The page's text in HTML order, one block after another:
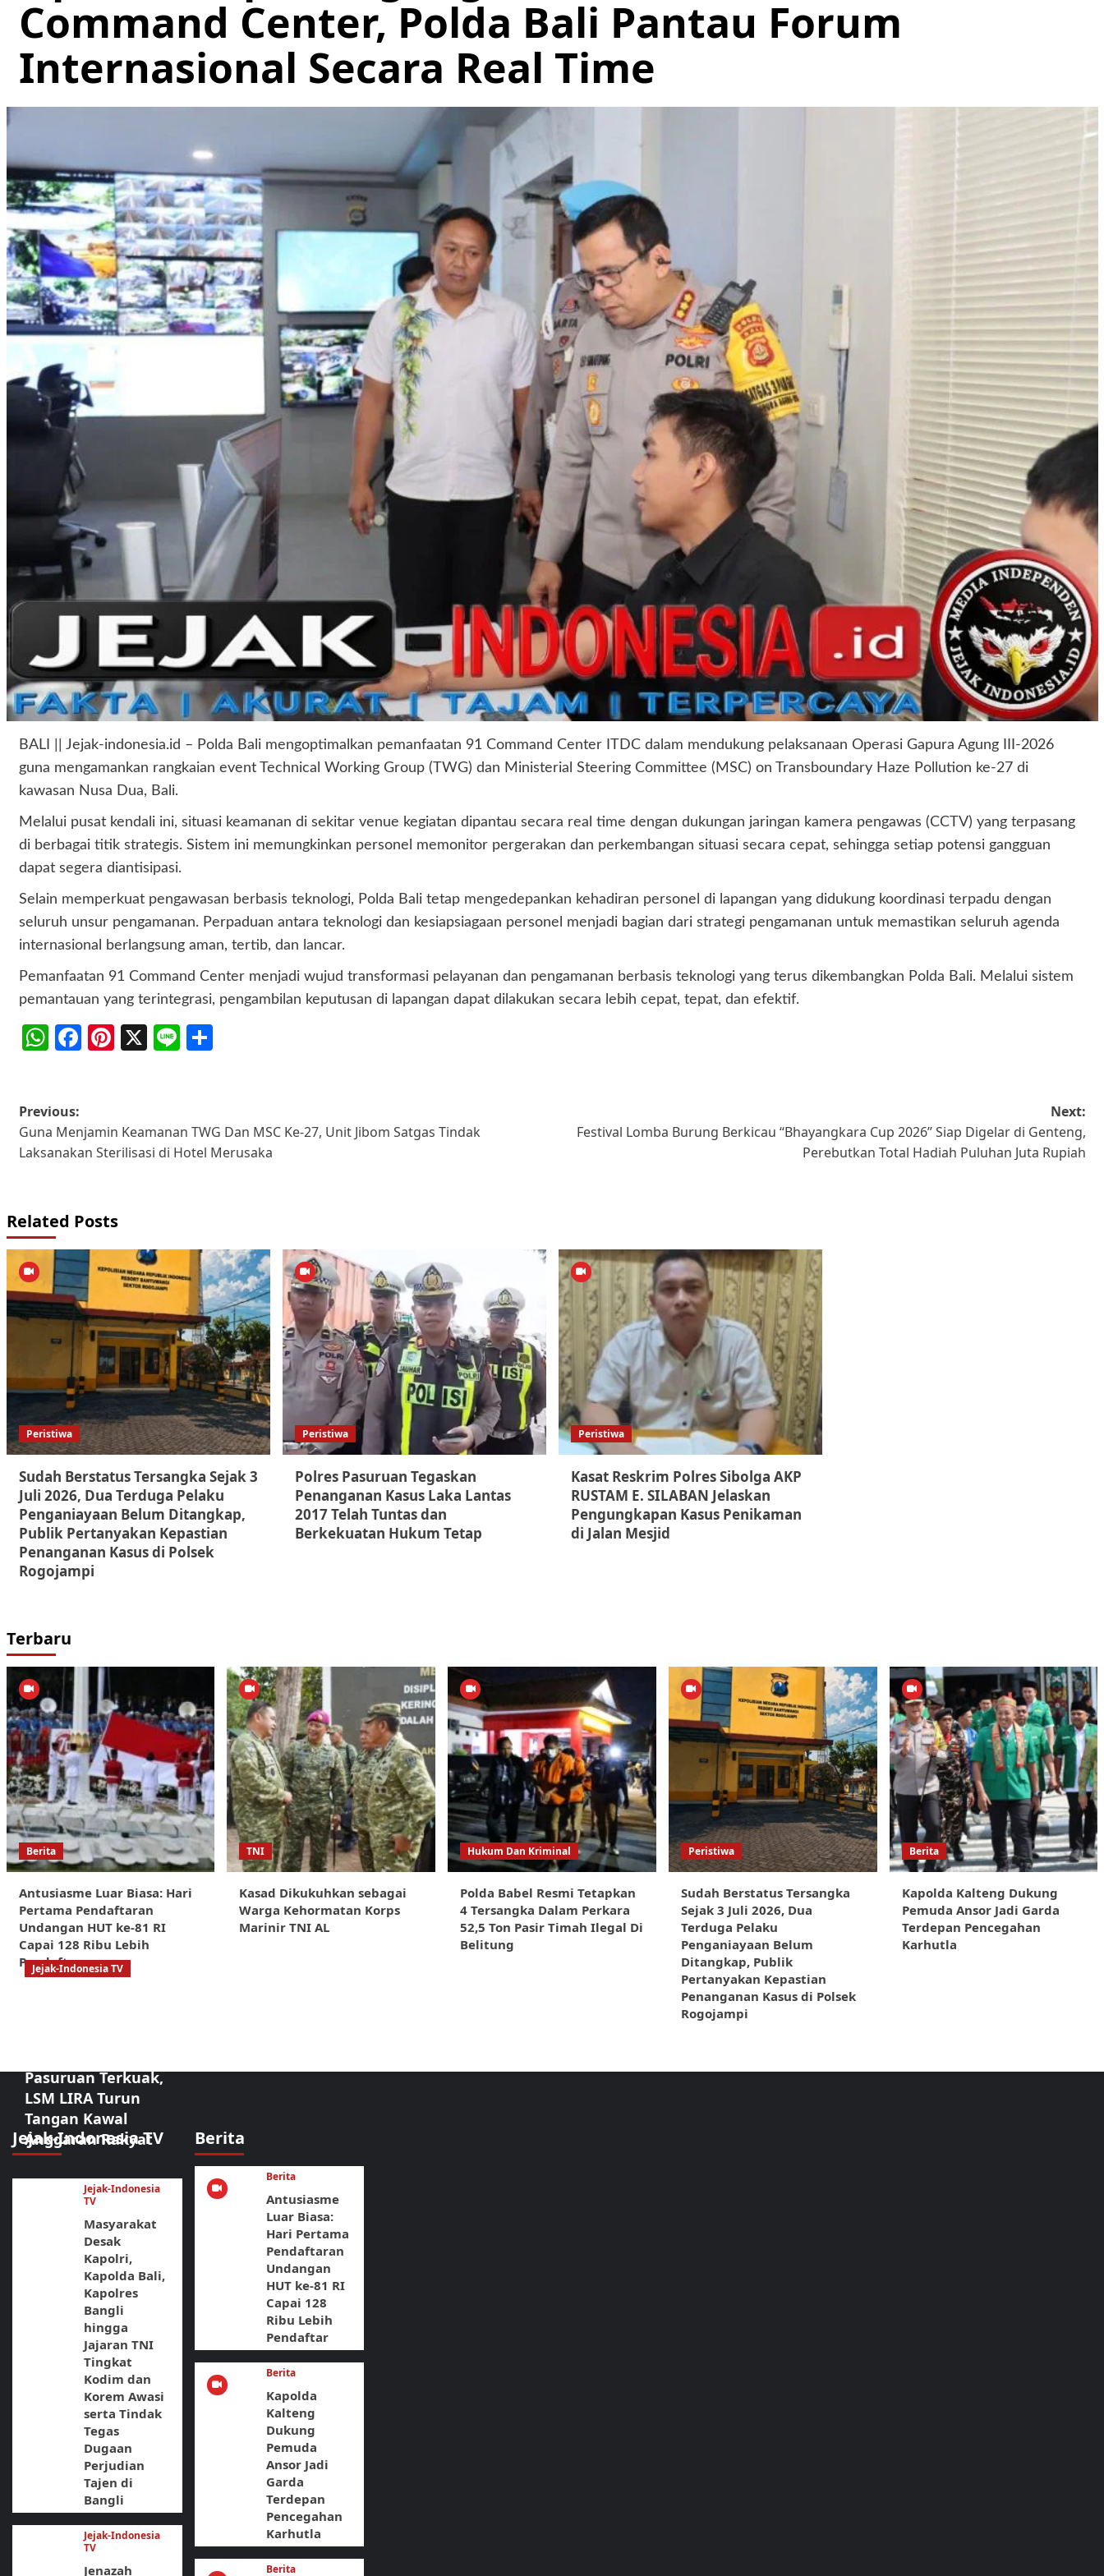
Command Center, Polda Bali Pantau Forum
Internasional Secara Real Time
BALI || Jejak-indonesia.id – Polda Bali mengoptimalkan pemanfaatan 91 Command Center ITDC dalam mendukung pelaksanaan Operasi Gapura Agung III-2026
guna mengamankan rangkaian event Technical Working Group (TWG) dan Ministerial Steering Committee (MSC) on Transboundary Haze Pollution ke-27 di
kawasan Nusa Dua, Bali.
Melalui pusat kendali ini, situasi keamanan di sekitar venue kegiatan dipantau secara real time dengan dukungan jaringan kamera pengawas (CCTV) yang terpasang
di berbagai titik strategis. Sistem ini memungkinkan personel memonitor pergerakan dan perkembangan situasi secara cepat, sehingga setiap potensi gangguan
dapat segera diantisipasi.
Selain memperkuat pengawasan berbasis teknologi, Polda Bali tetap mengedepankan kehadiran personel di lapangan yang didukung koordinasi terpadu dengan
seluruh unsur pengamanan. Perpaduan antara teknologi dan kesiapsiagaan personel menjadi bagian dari strategi pengamanan untuk memastikan seluruh agenda
internasional berlangsung aman, tertib, dan lancar.
Pemanfaatan 91 Command Center menjadi wujud transformasi pelayanan dan pengamanan berbasis teknologi yang terus dikembangkan Polda Bali. Melalui sistem
pemantauan yang terintegrasi, pengambilan keputusan di lapangan dapat dilakukan secara lebih cepat, tepat, dan efektif.
WhatsApp
Facebook
Pinterest
X Line
Post
navigation
Previous:
Guna Menjamin Keamanan TWG Dan MSC Ke-27, Unit Jibom Satgas Tindak
Laksanakan Sterilisasi di Hotel Merusaka
Next:
Festival Lomba Burung Berkicau “Bhayangkara Cup 2026” Siap Digelar di Genteng,
Perebutkan Total Hadiah Puluhan Juta Rupiah
Related Posts
Peristiwa
Sudah Berstatus Tersangka Sejak 3
Juli 2026, Dua Terduga Pelaku
Penganiayaan Belum Ditangkap,
Publik Pertanyakan Kepastian
Penanganan Kasus di Polsek
Rogojampi
Peristiwa
Polres Pasuruan Tegaskan
Penanganan Kasus Laka Lantas
2017 Telah Tuntas dan
Berkekuatan Hukum Tetap
Peristiwa
Kasat Reskrim Polres Sibolga AKP
RUSTAM E. SILABAN Jelaskan
Pengungkapan Kasus Penikaman
di Jalan Mesjid
Terbaru
Berita
Antusiasme Luar Biasa: Hari
Pertama Pendaftaran
Undangan HUT ke-81 RI
Capai 128 Ribu Lebih
Pendaftar
TNI
Kasad Dikukuhkan sebagai
Warga Kehormatan Korps
Marinir TNI AL
Hukum Dan Kriminal
Polda Babel Resmi Tetapkan
4 Tersangka Dalam Perkara
52,5 Ton Pasir Timah Ilegal Di
Belitung
Peristiwa
Sudah Berstatus Tersangka
Sejak 3 Juli 2026, Dua
Terduga Pelaku
Penganiayaan Belum
Ditangkap, Publik
Pertanyakan Kepastian
Penanganan Kasus di Polsek
Rogojampi
Berita
Kapolda Kalteng Dukung
Pemuda Ansor Jadi Garda
Terdepan Pencegahan
Karhutla
Jejak-Indonesia TV
Jejak-Indonesia TV
Pasuruan Terkuak,
LSM LIRA Turun
Tangan Kawal
Anggaran Rakyat
Jejak-Indonesia
TV
Masyarakat
Desak
Kapolri,
Kapolda Bali,
Kapolres
Bangli
hingga
Jajaran TNI
Tingkat
Kodim dan
Korem Awasi
serta Tindak
Tegas
Dugaan
Perjudian
Tajen di
Bangli
Jejak-Indonesia
TV
Jenazah
Berita
Berita
Antusiasme
Luar Biasa:
Hari Pertama
Pendaftaran
Undangan
HUT ke-81 RI
Capai 128
Ribu Lebih
Pendaftar
Berita
Kapolda
Kalteng
Dukung
Pemuda
Ansor Jadi
Garda
Terdepan
Pencegahan
Karhutla
Berita